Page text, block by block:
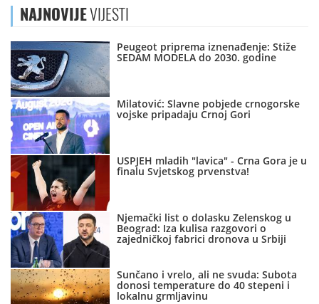
NAJNOVIJEVIJESTI
Peugeot priprema iznenađenje: Stiže
SEDAM MODELA do 2030. godine
Milatović: Slavne pobjede crnogorske
vojske pripadaju Crnoj Gori
USPJEH mladih "lavica" - Crna Gora je u
finalu Svjetskog prvenstva!
Njemački list o dolasku Zelenskog u
Beograd: Iza kulisa razgovori o
zajedničkoj fabrici dronova u Srbiji
Sunčano i vrelo, ali ne svuda: Subota
donosi temperature do 40 stepeni i
lokalnu grmljavinu